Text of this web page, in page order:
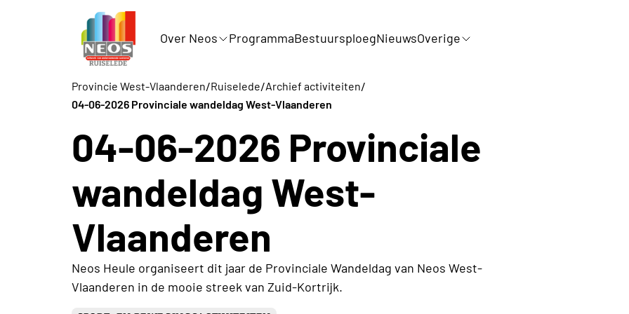
Over Neos ProgrammaBestuursploegNieuwsOverige
Provincie West-Vlaanderen/Ruiselede/Archief activiteiten/
04-06-2026 Provinciale wandeldag West-Vlaanderen
04-06-2026 Provinciale
wandeldag West-
Vlaanderen
Neos Heule organiseert dit jaar de Provinciale Wandeldag van Neos West-
Vlaanderen in de mooie streek van Zuid-Kortrijk.